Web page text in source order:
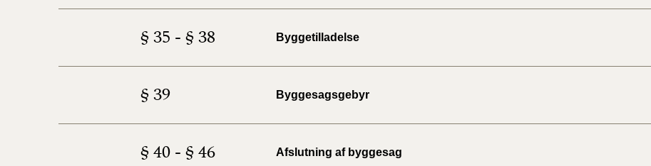
§ 35 - § 38 Byggetilladelse
§ 39 Byggesagsgebyr
§ 40 - § 46 Afslutning af byggesag